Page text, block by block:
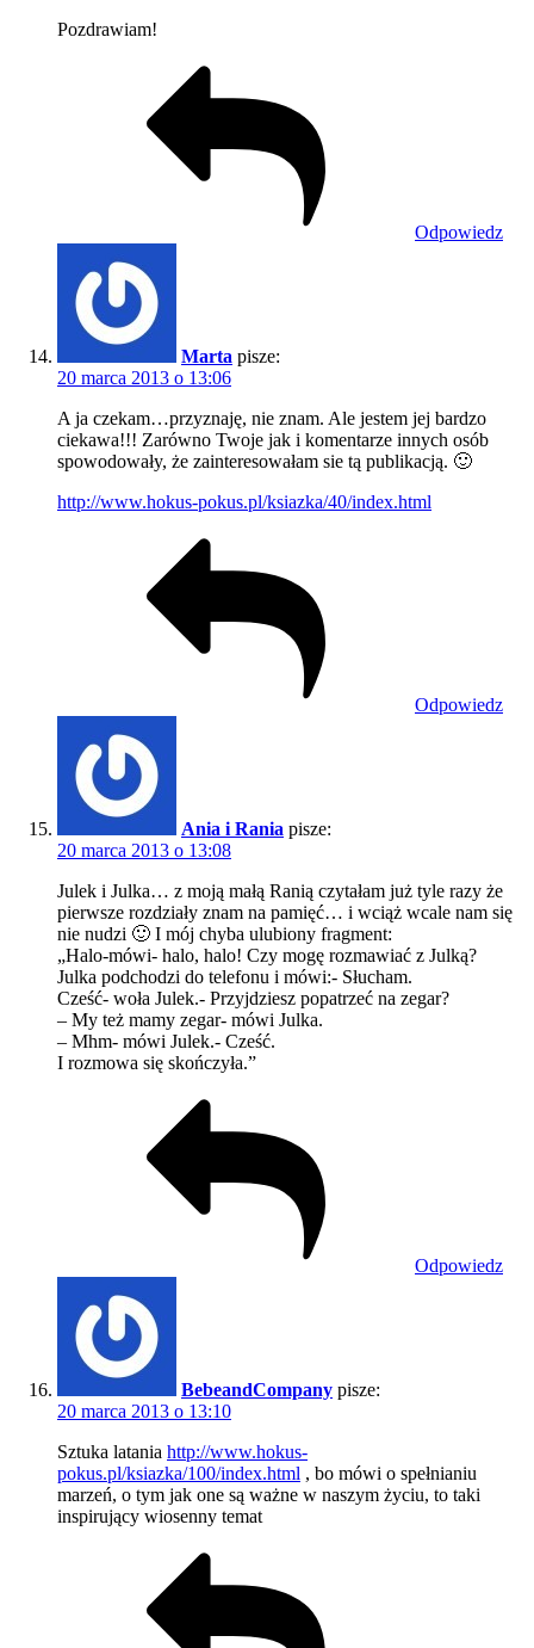
Pozdrawiam!
Odpowiedz
Marta pisze:
20 marca 2013 o 13:06
A ja czekam…przyznaję, nie znam. Ale jestem jej bardzo
ciekawa!!! Zarówno Twoje jak i komentarze innych osób
spowodowały, że zainteresowałam sie tą publikacją. 🙂
http://www.hokus-pokus.pl/ksiazka/40/index.html
Odpowiedz
Ania i Rania pisze:
20 marca 2013 o 13:08
Julek i Julka… z moją małą Ranią czytałam już tyle razy że
pierwsze rozdziały znam na pamięć… i wciąż wcale nam się
nie nudzi 🙂 I mój chyba ulubiony fragment:
„Halo-mówi- halo, halo! Czy mogę rozmawiać z Julką?
Julka podchodzi do telefonu i mówi:- Słucham.
Cześć- woła Julek.- Przyjdziesz popatrzeć na zegar?
– My też mamy zegar- mówi Julka.
– Mhm- mówi Julek.- Cześć.
I rozmowa się skończyła.”
Odpowiedz
BebeandCompany pisze:
20 marca 2013 o 13:10
Sztuka latania http://www.hokus-
pokus.pl/ksiazka/100/index.html , bo mówi o spełnianiu
marzeń, o tym jak one są ważne w naszym życiu, to taki
inspirujący wiosenny temat